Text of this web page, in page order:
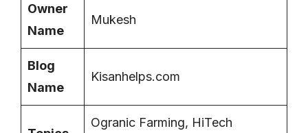
Owner
Name
Mukesh
Blog
Name
Kisanhelps.com
Ogranic Farming, HiTech